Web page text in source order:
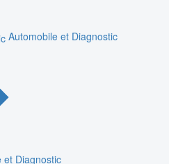
Automobile et Diagnostic
et Diagnostic